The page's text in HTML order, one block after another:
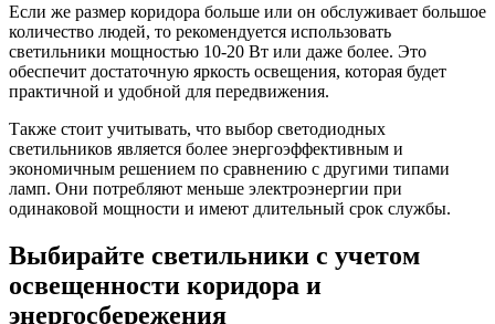
Если же размер коридора больше или он обслуживает большое
количество людей, то рекомендуется использовать
светильники мощностью 10-20 Вт или даже более. Это
обеспечит достаточную яркость освещения, которая будет
практичной и удобной для передвижения.
Также стоит учитывать, что выбор светодиодных
светильников является более энергоэффективным и
экономичным решением по сравнению с другими типами
ламп. Они потребляют меньше электроэнергии при
одинаковой мощности и имеют длительный срок службы.
Выбирайте светильники с учетом
освещенности коридора и
энергосбережения